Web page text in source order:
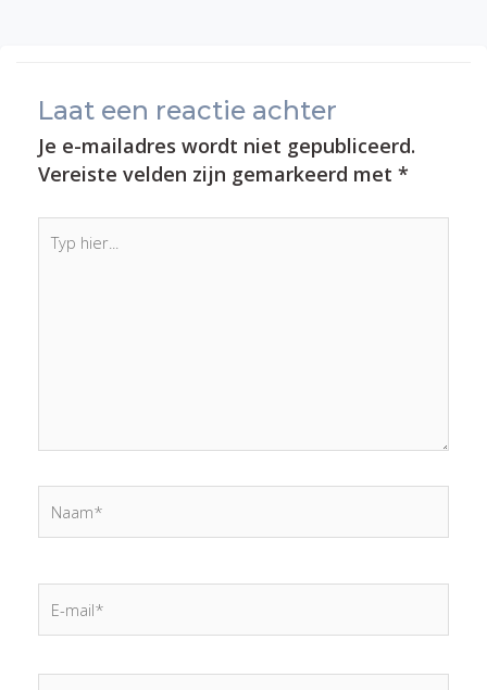
Laat een reactie achter
Je e-mailadres wordt niet gepubliceerd.
Vereiste velden zijn gemarkeerd met *
hier...
mail*